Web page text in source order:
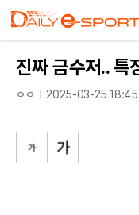
진짜 금수저.. 특
ㅇㅇ 2025-03-25 18:45